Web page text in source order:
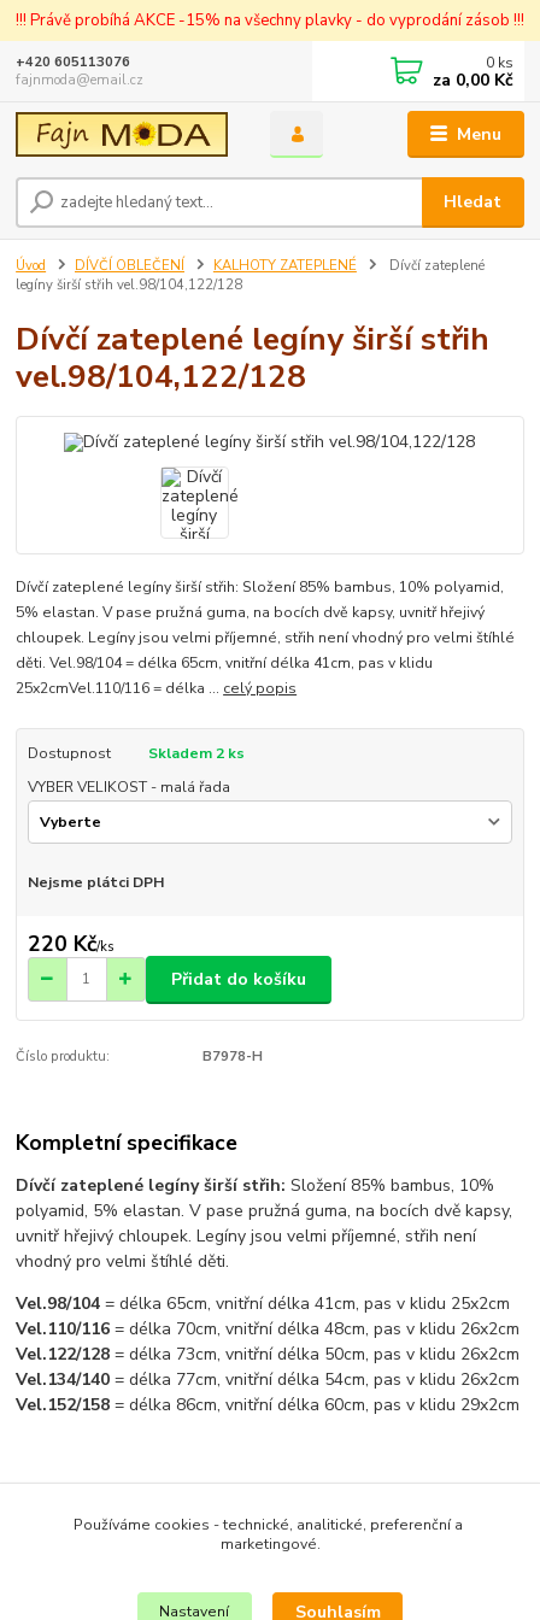
!!! Právě probíhá AKCE -15% na všechny plavky - do vyprodání zásob !!!
Menu
Hledat
+420 605113076
fajnmoda@email.cz
0 ks
za 0,00 Kč
Úvod DÍVČÍ OBLEČENÍ KALHOTY ZATEPLENÉ
Dívčí zateplené
legíny širší střih vel.98/104,122/128
Dívčí zateplené legíny širší střih
vel.98/104,122/128
Dívčí zateplené legíny širší střih: Složení 85% bambus, 10% polyamid,
5% elastan. V pase pružná guma, na bocích dvě kapsy, uvnitř hřejivý
chloupek. Legíny jsou velmi příjemné, střih není vhodný pro velmi štíhlé
děti. Vel.98/104 = délka 65cm, vnitřní délka 41cm, pas v klidu
25x2cmVel.110/116 = délka ... celý popis
Dostupnost
Skladem 2 ks
VYBER VELIKOST - malá řada
Nejsme plátci DPH
220 Kč/ks
Přidat do košíku
Číslo produktu: B7978-H
Kompletní specifikace
Dívčí zateplené legíny širší střih:Složení 85% bambus, 10%
polyamid, 5% elastan. V pase pružná guma, na bocích dvě kapsy,
uvnitř hřejivý chloupek. Legíny jsou velmi příjemné, střih není
vhodný pro velmi štíhlé děti.
Vel.98/104= délka 65cm, vnitřní délka 41cm, pas v klidu 25x2cm
Vel.110/116= délka 70cm, vnitřní délka 48cm, pas v klidu 26x2cm
Vel.122/128= délka 73cm, vnitřní délka 50cm, pas v klidu 26x2cm
Vel.134/140= délka 77cm, vnitřní délka 54cm, pas v klidu 26x2cm
Vel.152/158= délka 86cm, vnitřní délka 60cm, pas v klidu 29x2cm
DÍVČÍ OBLEČENÍ
Používáme cookies - technické, analitické, preferenční a
marketingové.
Nastavení Souhlasím